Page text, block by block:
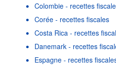
Colombie - recettes
Corée - recettes fiscales
Costa Rica - recettes
Danemark - recettes
Espagne - recettes